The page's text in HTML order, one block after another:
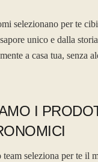
selezionano per te
unico e dalla
a casa tua, senza
I
seleziona per te il